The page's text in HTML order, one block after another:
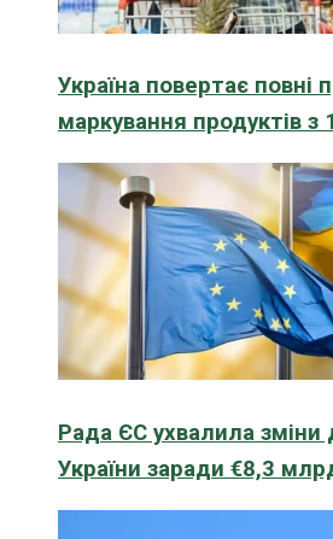
Україна повертає повні
маркування продуктів з
Рада ЄС ухвалила
України заради €8,3